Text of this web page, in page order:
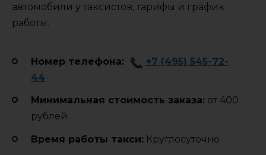
автомобили у таксистов, тарифы и график
работы.
Номер телефона:
+7 (495) 545-72-
44
Минимальная стоимость заказа: от 400
рублей
Время работы такси: Круглосуточно